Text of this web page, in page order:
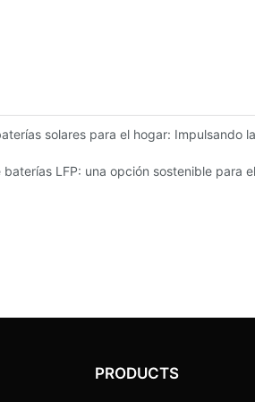
solares para el hogar: Impulsando
de energía
baterías LFP: una opción sostenible para
PRODUCTS